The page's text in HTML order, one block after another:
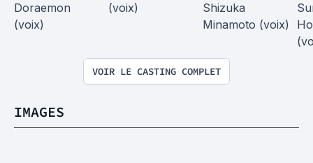
Doraemon
(voix)
(voix)
Shizuka
Minamoto (voix)
VOIR LE CASTING COMPLET
IMAGES